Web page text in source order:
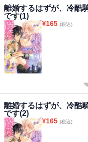
離婚するはずが、冷酷
です(1)
¥165 (税込)
離婚するはずが、冷酷
です(2)
¥165 (税込)